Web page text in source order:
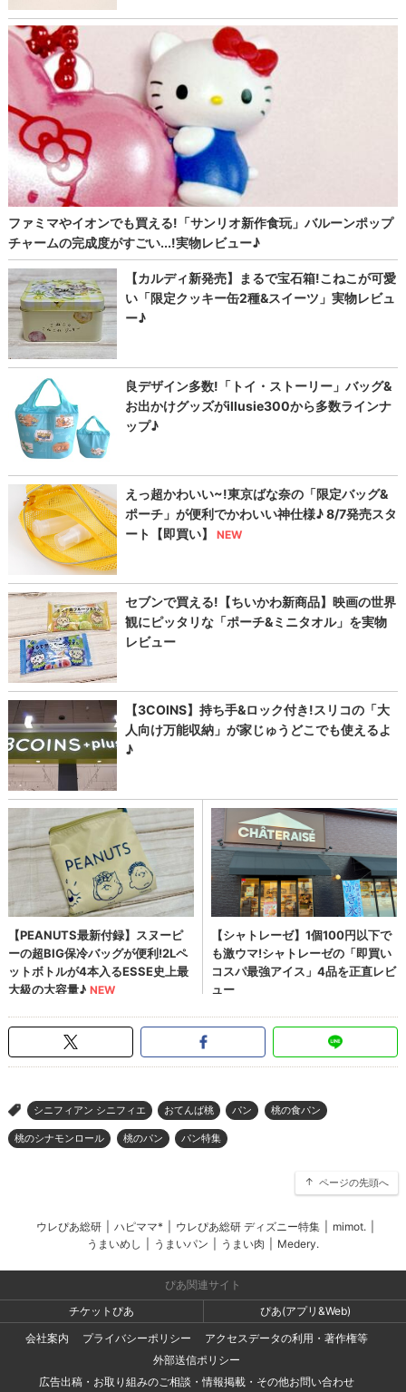
> シニフィアン シニフィエ おてんば桃 パン 桃の食パン
桃のシナモンロール 桃のパン パン特集
ページの先頭へ
ウレぴあ総研 ハピママ* ウレぴあ総研 ディズニー特集 mimot.
うまいめし
うまいパン うまい肉 Medery.
ぴあ関連サイト
チケットぴあ
ぴあ(アプリ&Web)
会社案内
プライバシーポリシー
アクセスデータの利用・著作権等
外部送信ポリシー
広告出稿・お取り組みのご相談・情報掲載・その他お問い合わせ